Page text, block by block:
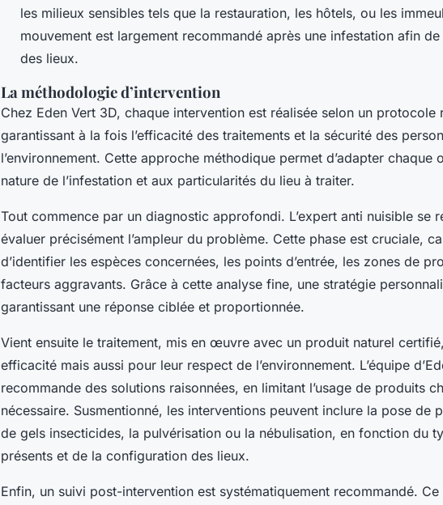
les milieux sensibles tels que la restauration, les hôtels, ou les
mouvement est largement recommandé après une infestation afin de
des lieux.
La méthodologie d’intervention
Chez Eden Vert 3D, chaque intervention est réalisée selon un protocole
garantissant à la fois l’efficacité des traitements et la sécurité des
l’environnement. Cette approche méthodique permet d’adapter chaque
nature de l’infestation et aux particularités du lieu à traiter.
Tout commence par un diagnostic approfondi. L’expert anti nuisible se
évaluer précisément l’ampleur du problème. Cette phase est cruciale,
d’identifier les espèces concernées, les points d’entrée, les zones de
facteurs aggravants. Grâce à cette analyse fine, une stratégie
garantissant une réponse ciblée et proportionnée.
Vient ensuite le traitement, mis en œuvre avec un produit naturel
efficacité mais aussi pour leur respect de l’environnement. L’équipe
recommande des solutions raisonnées, en limitant l’usage de produits
nécessaire. Susmentionné, les interventions peuvent inclure la pose de
de gels insecticides, la pulvérisation ou la nébulisation, en fonction du
présents et de la configuration des lieux.
Enfin, un suivi post-intervention est systématiquement recommandé.